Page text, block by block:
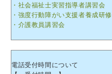
・社会福祉士実習指導者講習会
・強度行動障がい支援者養成研修
・介護教員講習会
電話受付時間について